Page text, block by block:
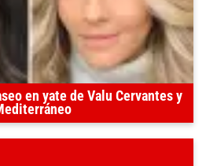
en yate de Valu Cervantes y